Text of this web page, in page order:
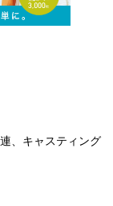
、キャスティング